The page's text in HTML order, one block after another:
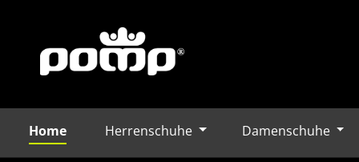
Home Herrenschuhe Damenschuhe